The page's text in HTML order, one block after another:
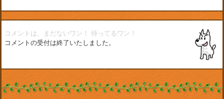
コメントは、まだないワン！待ってるワン！
コメントの受付は終了いたしました。